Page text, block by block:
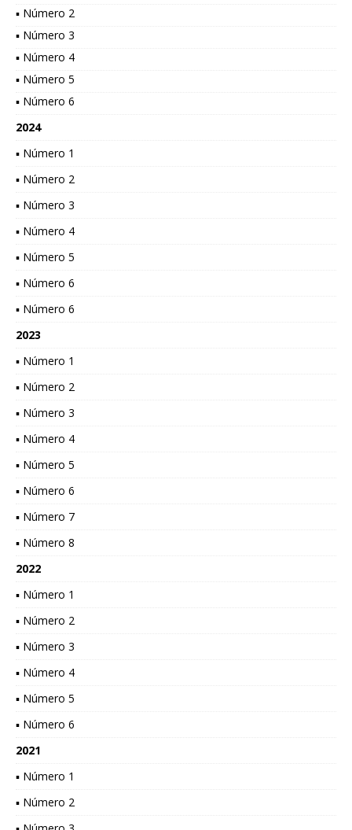
▪ Número 2
▪ Número 3
▪ Número 4
▪ Número 5
▪ Número 6
2024
▪ Número 1
▪ Número 2
▪ Número 3
▪ Número 4
▪ Número 5
▪ Número 6
▪ Número 6
2023
▪ Número 1
▪ Número 2
▪ Número 3
▪ Número 4
▪ Número 5
▪ Número 6
▪ Número 7
▪ Número 8
2022
▪ Número 1
▪ Número 2
▪ Número 3
▪ Número 4
▪ Número 5
▪ Número 6
2021
▪ Número 1
▪ Número 2